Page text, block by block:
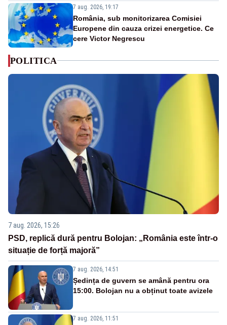
7 aug. 2026, 19:17
România, sub monitorizarea Comisiei
Europene din cauza crizei energetice. Ce
cere Victor Negrescu
POLITICA
7 aug. 2026, 15:26
PSD, replică dură pentru Bolojan: „România este într-o
situație de forță majoră”
7 aug. 2026, 14:51
Ședința de guvern se amână pentru ora
15:00. Bolojan nu a obținut toate avizele
7 aug. 2026, 11:51